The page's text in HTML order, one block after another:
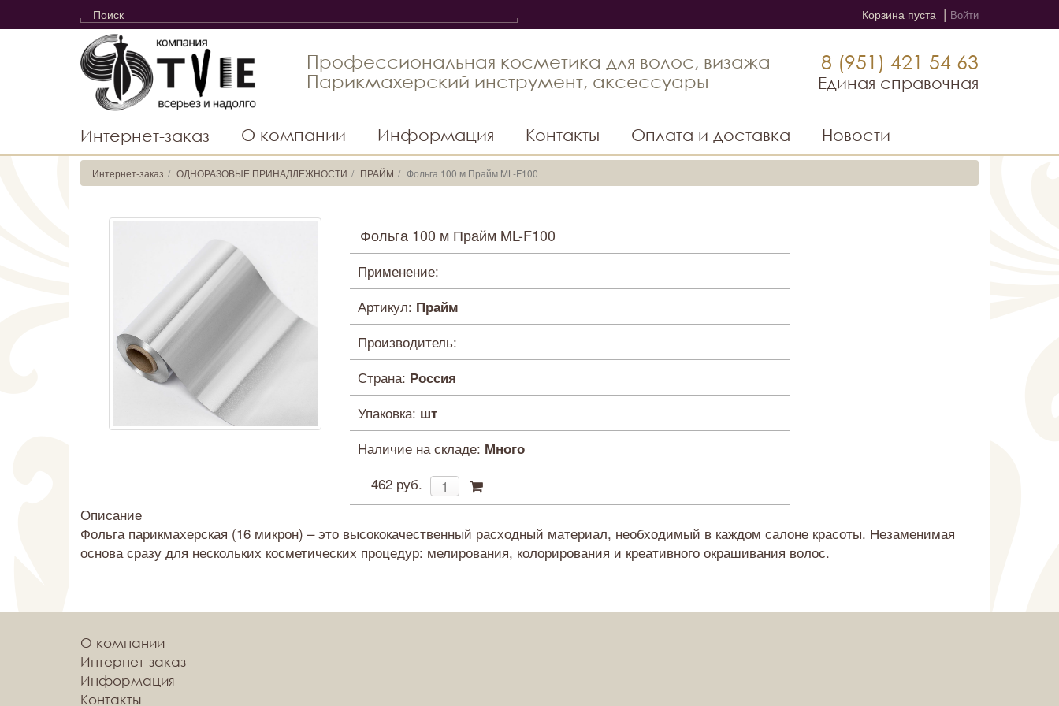
Корзина пуста | Войти
Профессиональная косметика для волос, визажа
Парикмахерский инструмент, аксессуары
8 (951) 421 54 63
Единая справочная
Интернет-заказ О компании Информация Контакты Оплата и доставка Новости
Интернет-заказ ОДНОРАЗОВЫЕ ПРИНАДЛЕЖНОСТИ ПРАЙМ Фольга 100 м Прайм ML-F100
Фольга 100 м Прайм ML-F100
Применение:
Артикул: Прайм
Производитель:
Страна: Россия
Упаковка: шт
Наличие на складе: Много
462 руб.
Описание
Фольга парикмахерская (16 микрон) – это высококачественный расходный материал, необходимый в каждом салоне красоты. Незаменимая
основа сразу для нескольких косметических процедур: мелирования, колорирования и креативного окрашивания волос.
О компании
Интернет-заказ
Информация
Контакты